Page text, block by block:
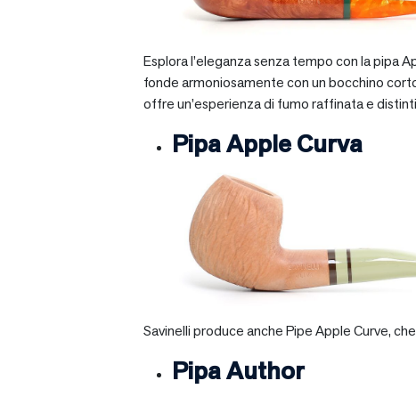
Esplora l’eleganza senza tempo con la pipa
fonde armoniosamente con un bocchino
offre un’esperienza di fumo raffinata e
Pipa Apple Curva
Savinelli produce anche Pipe Apple Curve,
Pipa Author